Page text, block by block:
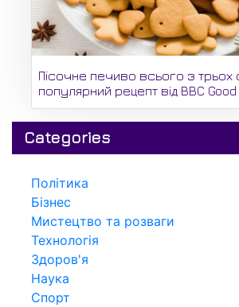
Пісочне печиво всього з трьох
популярний рецепт від BBC Good
Categories
Політика
Бізнес
Мистецтво та розваги
Технологія
Здоров'я
Наука
Спорт